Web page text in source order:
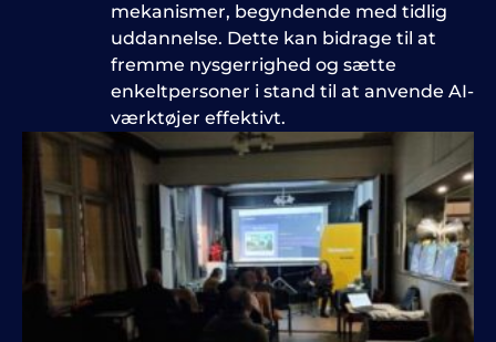
mekanismer, begyndende med tidlig
uddannelse. Dette kan bidrage til at
fremme nysgerrighed og sætte
enkeltpersoner i stand til at anvende AI-
værktøjer effektivt.